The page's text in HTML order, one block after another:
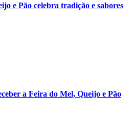
e Pão celebra tradição e sabores
a Feira do Mel, Queijo e Pão